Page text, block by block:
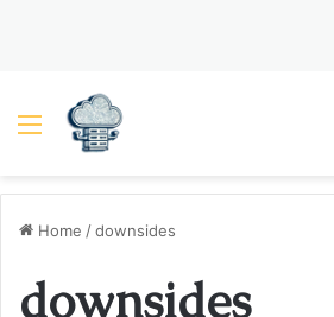
Menu
Home /downsides
downsides